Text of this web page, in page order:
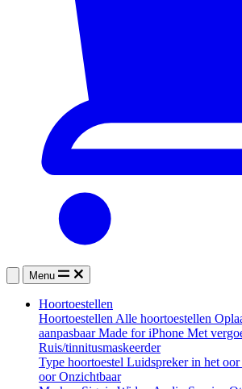
Menu
Hoortoestellen
Hoortoestellen Alle hoortoestellen
aanpasbaarMade for iPhone Met
Ruis/tinnitusmaskeerder
Type hoortoestel Luidspreker in het oor
oorOnzichtbaar